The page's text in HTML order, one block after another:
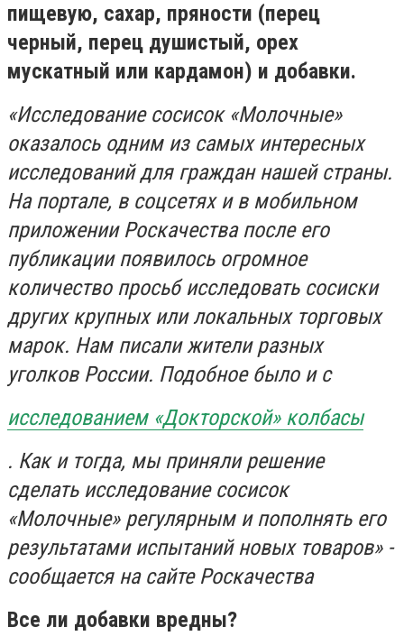
пищевую, сахар, пряности (перец
черный, перец душистый, орех
мускатный или кардамон) и добавки.
«Исследование сосисок «Молочные»
оказалось одним из самых интересных
исследований для граждан нашей страны.
На портале, в соцсетях и в мобильном
приложении Роскачества после его
публикации появилось огромное
количество просьб исследовать сосиски
других крупных или локальных торговых
марок. Нам писали жители разных
уголков России. Подобное было и с
исследованием «Докторской» колбасы
. Как и тогда, мы приняли решение
сделать исследование сосисок
«Молочные» регулярным и пополнять его
результатами испытаний новых товаров» -
сообщается на сайте Роскачества
Все ли добавки вредны?